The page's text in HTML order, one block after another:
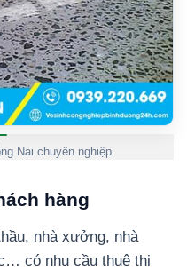
Nai chuyên nghiệp
hàng
nhà xưởng, nhà
có nhu cầu thuê thi